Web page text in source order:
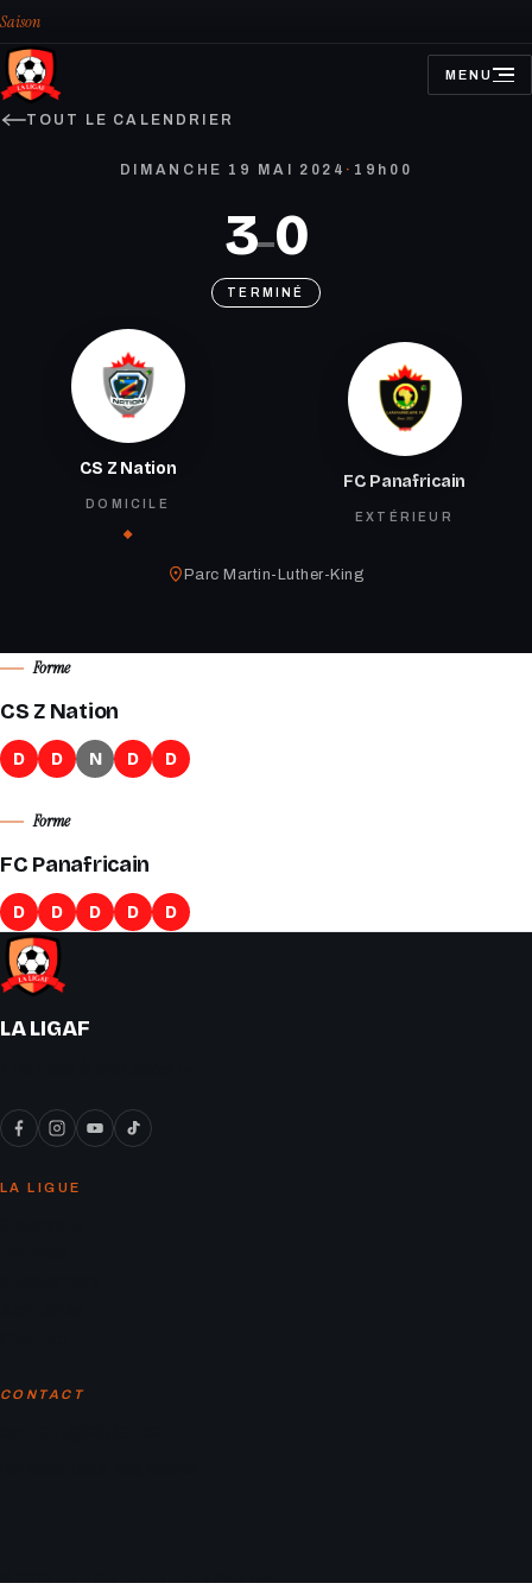
Saison
MENU
OUVRIR
LE
TOUT LE CALENDRIER
DIMANCHE 19 MAI 2024 · 19h00
CS Z Nation
DOMICILE
3–0
TERMINÉ
FC Panafricain
EXTÉRIEUR
Parc Martin-Luther-King
Forme
CS Z Nation
D D N D D
Forme
FC Panafricain
D D D D D
LA LIGAF
LA LIGUE
CONTACT